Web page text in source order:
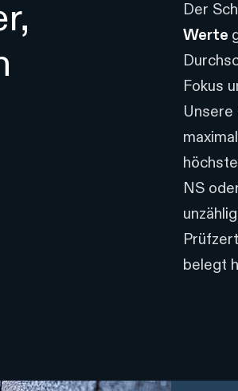
Der
Werte
Fokus
Unsere
NS
belegt